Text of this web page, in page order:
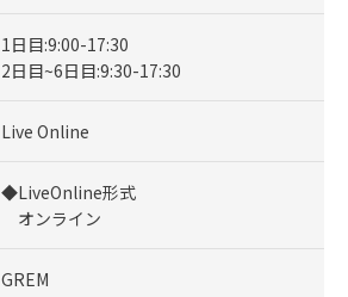
1日目:9:00-17:30
2日目~6日目:9:30-17:30
Live Online
◆LiveOnline形式
オンライン
GREM